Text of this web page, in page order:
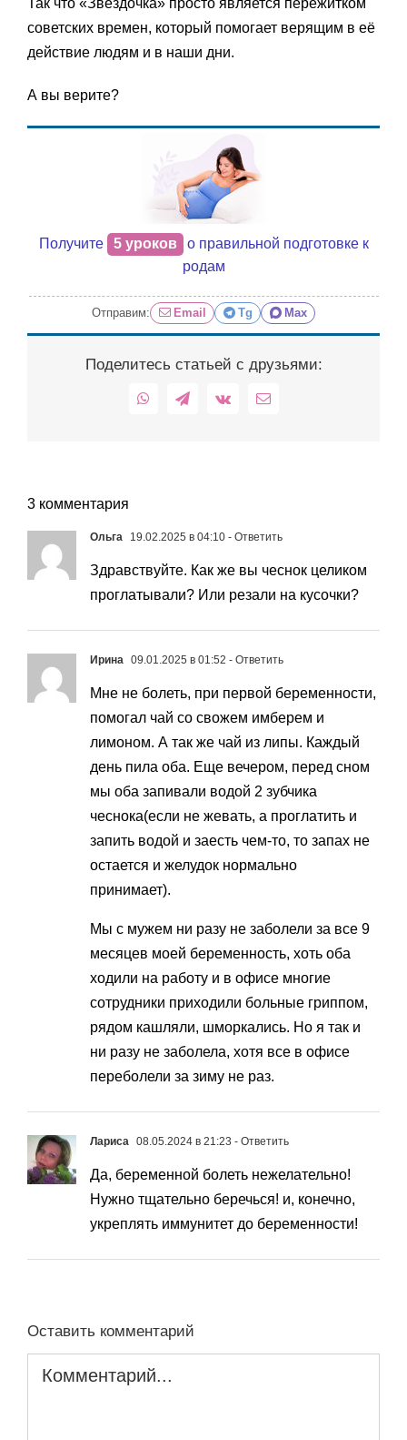
советских времен, который помогает верящим в её
действие людям и в наши дни.
А вы верите?
Получите 5 уроков
о правильной подготовке к
родам
Отправим: Email Tg Max
Поделитесь статьей с друзьями:
WhatsAppTelegram
Vk Email
3 комментария
Ольга 19.02.2025 в 04:10 - Ответить
Здравствуйте. Как же вы чеснок целиком
проглатывали? Или резали на кусочки?
Ирина 09.01.2025 в 01:52 - Ответить
Мне не болеть, при первой беременности,
помогал чай со свожем имберем и
лимоном. А так же чай из липы. Каждый
день пила оба. Еще вечером, перед сном
мы оба запивали водой 2 зубчика
чеснока(если не жевать, а проглатить и
запить водой и заесть чем-то, то запах не
остается и желудок нормально
принимает).
Мы с мужем ни разу не заболели за все 9
месяцев моей беременность, хоть оба
ходили на работу и в офисе многие
сотрудники приходили больные гриппом,
рядом кашляли, шморкались. Но я так и
ни разу не заболела, хотя все в офисе
переболели за зиму не раз.
Лариса 08.05.2024 в 21:23 - Ответить
Да, беременной болеть нежелательно!
Нужно тщательно беречься! и, конечно,
укреплять иммунитет до беременности!
Оставить комментарий